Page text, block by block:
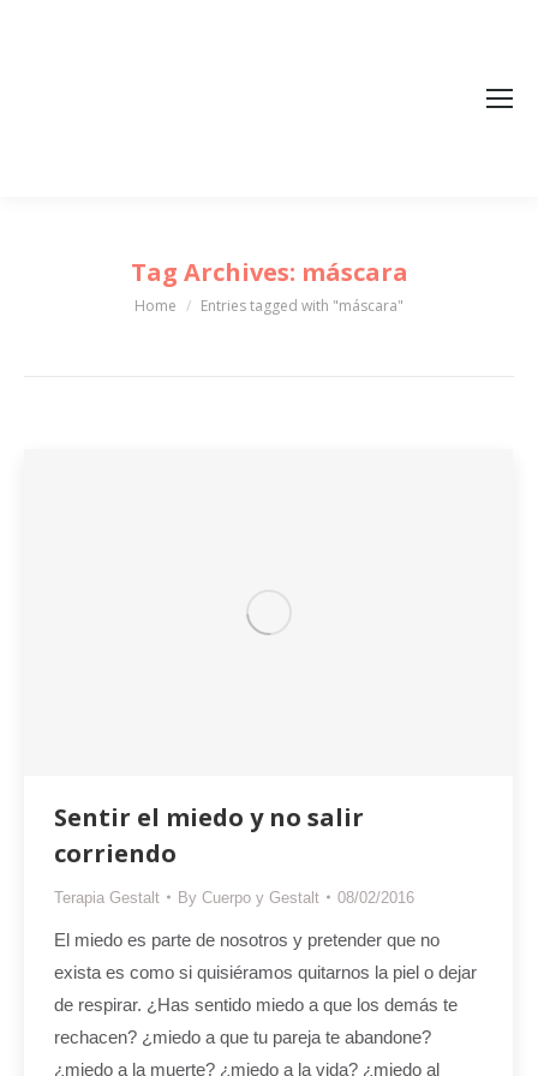
Tag Archives: máscara
You are here:
Home Entries tagged with "máscara"
Sentir el miedo y no salir
corriendo
Terapia Gestalt By Cuerpo y Gestalt 08/02/2016
El miedo es parte de nosotros y pretender que no
exista es como si quisiéramos quitarnos la piel o dejar
de respirar. ¿Has sentido miedo a que los demás te
rechacen? ¿miedo a que tu pareja te abandone?
¿miedo a la muerte? ¿miedo a la vida? ¿miedo al